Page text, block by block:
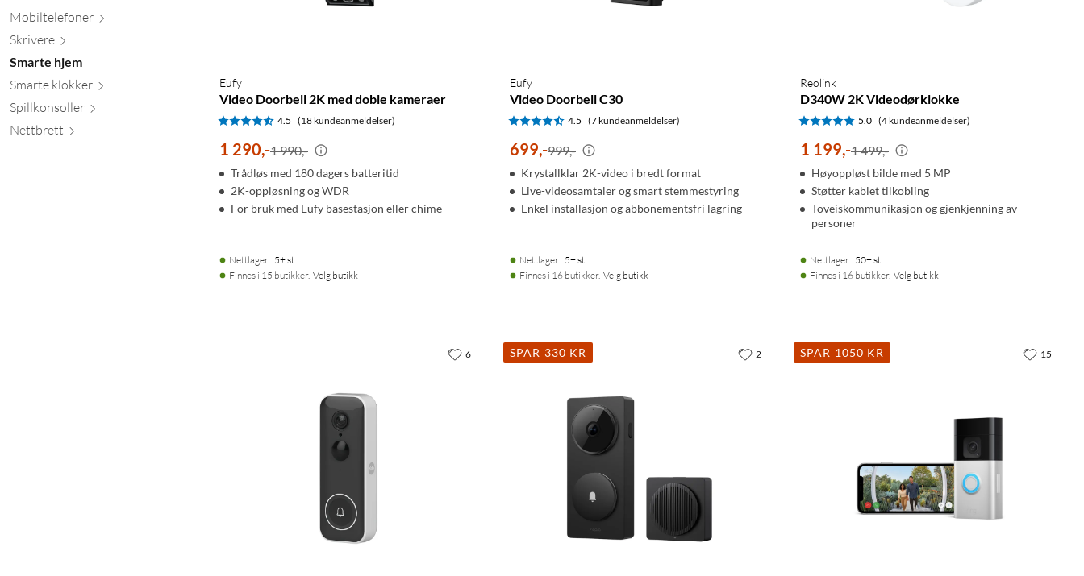
Mobiltelefoner
Skrivere
Smarte hjem
Smarte klokker
Spillkonsoller
Nettbrett
Eufy
Video Doorbell 2K med doble kameraer
4.5 (18 kundeanmeldelser)
1 290,-1 990,-
Trådløs med 180 dagers batteritid
2K-oppløsning og WDR
For bruk med Eufy basestasjon eller chime
Nettlager: 5+ st
Finnes i 15 butikker. Velg butikk
Eufy
Video Doorbell C30
4.5 (7 kundeanmeldelser)
699,-999,-
Krystallklar 2K-video i bredt format
Live-videosamtaler og smart stemmestyring
Enkel installasjon og abbonementsfri lagring
Nettlager: 5+ st
Finnes i 16 butikker. Velg butikk
Reolink
D340W 2K Videodørklokke
5.0 (4 kundeanmeldelser)
1 199,-1 499,-
Høyoppløst bilde med 5 MP
Støtter kablet tilkobling
Toveiskommunikasjon og gjenkjenning av
personer
Nettlager: 50+ st
Finnes i 16 butikker. Velg butikk
6 SPAR 330 KR 2 SPAR 1050 KR 15